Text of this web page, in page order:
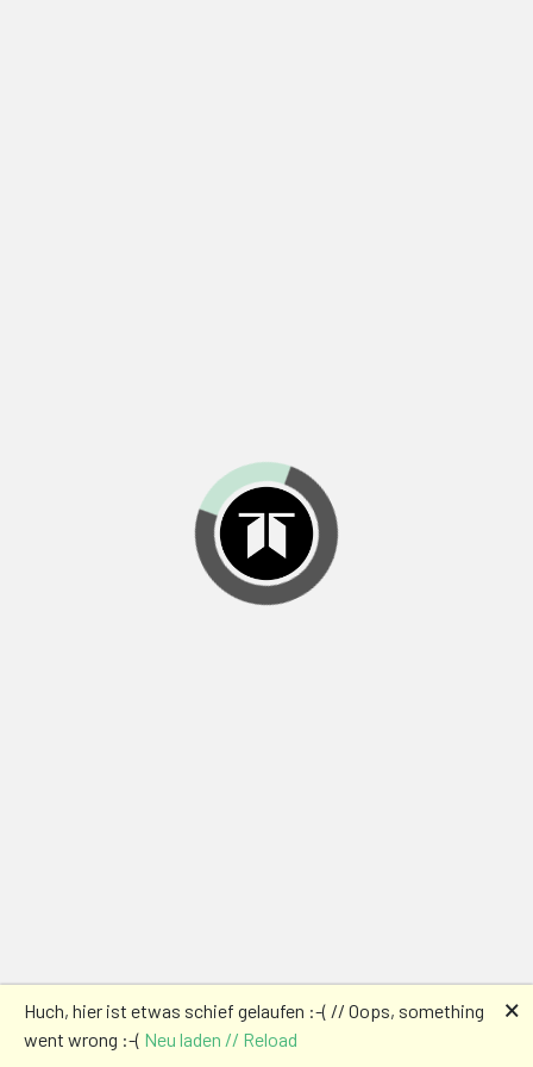
Huch, hier ist etwas schief gelaufen :-( // Oops, something
went wrong :-( Neu laden // Reload
🗙